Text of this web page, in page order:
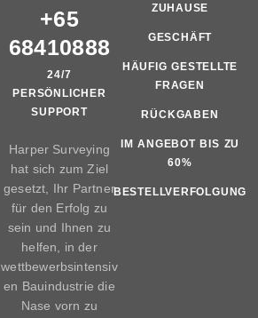
+65
68410888
24/7
PERSÖNLICHER
SUPPORT
Harper Surveying
hat sich zum Ziel
gesetzt, Ihr Partner
für den Erfolg zu
sein und Ihnen zu
helfen, in der
wettbewerbsintensiv
en Bauindustrie die
Nase vorn zu
ZUHAUSE
GESCHÄFT
HÄUFIG GESTELLTE
FRAGEN
RÜCKGABEN
IM ANGEBOT BIS ZU
60%
BESTELLVERFOLGUNG